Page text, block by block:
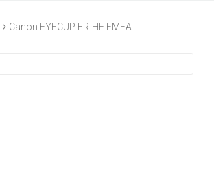
Canon EYECUP ER-HE EMEA